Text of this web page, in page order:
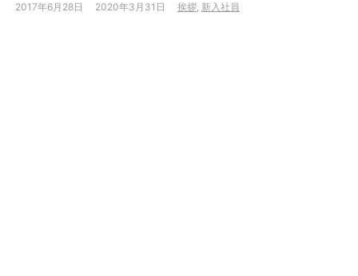
2017年6月28日 2020年3月31日 挨拶, 新入社員